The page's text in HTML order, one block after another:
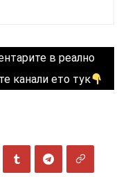
в реално
канали ето тук